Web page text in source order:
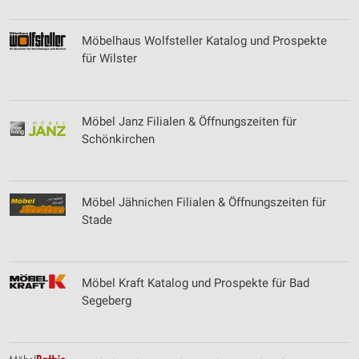
Möbelhaus Wolfsteller Katalog und Prospekte
für Wilster
Möbel Janz Filialen & Öffnungszeiten für
Schönkirchen
Möbel Jähnichen Filialen & Öffnungszeiten für
Stade
Möbel Kraft Katalog und Prospekte für Bad
Segeberg
Werbung
Verwendung von Profilen zur Auswahl
von Inhalten
Messung der Werbeleistung
Kombinationen von Daten aus verschiedenen